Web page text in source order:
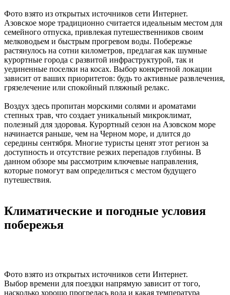
Фото взято из открытых источников сети Интернет.
Азовское море традиционно считается идеальным местом для
семейного отпуска, привлекая путешественников своим
мелководьем и быстрым прогревом воды. Побережье
растянулось на сотни километров, предлагая как шумные
курортные города с развитой инфраструктурой, так и
уединенные поселки на косах. Выбор конкретной локации
зависит от ваших приоритетов: будь то активные развлечения,
грязелечение или спокойный пляжный релакс.
Воздух здесь пропитан морскими солями и ароматами
степных трав, что создает уникальный микроклимат,
полезный для здоровья. Курортный сезон на Азовском море
начинается раньше, чем на Черном море, и длится до
середины сентября. Многие туристы ценят этот регион за
доступность и отсутствие резких перепадов глубины. В
данном обзоре мы рассмотрим ключевые направления,
которые помогут вам определиться с местом будущего
путешествия.
Климатические и погодные условия
побережья
Фото взято из открытых источников сети Интернет.
Выбор времени для поездки напрямую зависит от того,
насколько хорошо прогрелась вода и какая температура